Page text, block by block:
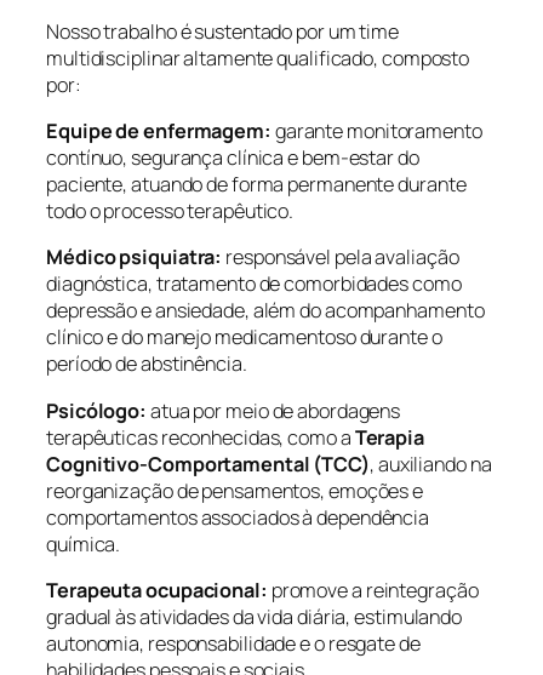
Nosso trabalho é sustentado por um time
multidisciplinar altamente qualificado, composto
por:
Equipe de enfermagem: garante monitoramento
contínuo, segurança clínica e bem-estar do
paciente, atuando de forma permanente durante
todo o processo terapêutico.
Médico psiquiatra: responsável pela avaliação
diagnóstica, tratamento de comorbidades como
depressão e ansiedade, além do acompanhamento
clínico e do manejo medicamentoso durante o
período de abstinência.
Psicólogo: atua por meio de abordagens
terapêuticas reconhecidas, como aTerapia
Cognitivo-Comportamental (TCC), auxiliando na
reorganização de pensamentos, emoções e
comportamentos associados à dependência
química.
Terapeuta ocupacional: promove a reintegração
gradual às atividades da vida diária, estimulando
autonomia, responsabilidade e o resgate de